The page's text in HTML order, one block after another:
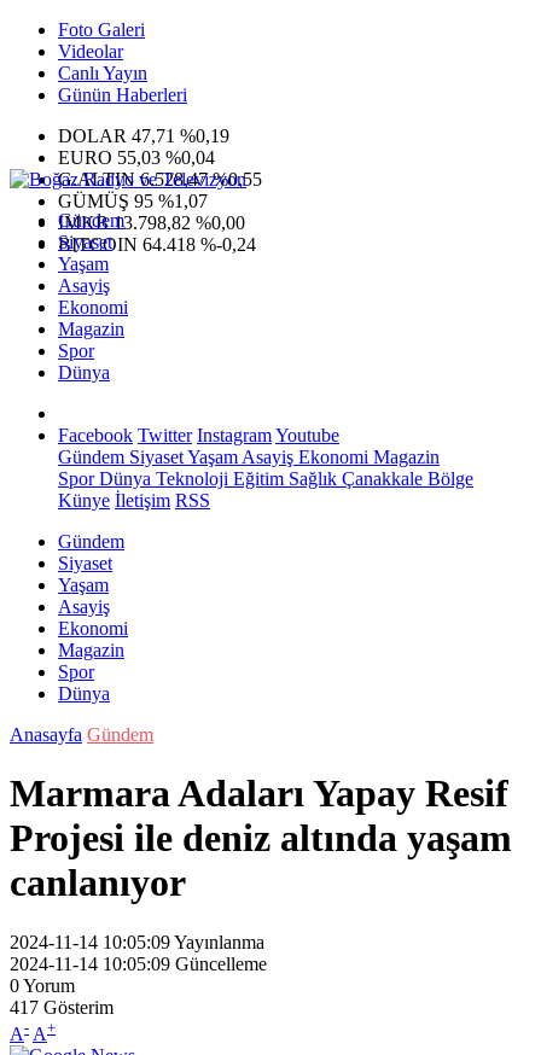
Foto Galeri
Videolar
Canlı Yayın
Günün Haberleri
DOLAR 47,71 %0,19
EURO 55,03 %0,04
G.ALTIN6.528,47 %0,55
GÜMÜŞ 95 %1,07
IMKB13.798,82 %0,00
BITCOIN 64.418 %-0,24
Gündem
Siyaset
Yaşam
Asayiş
Ekonomi
Magazin
Spor
Dünya
Facebook Twitter InstagramYoutube
Gündem SiyasetYaşam Asayiş Ekonomi Magazin
SporDünya Teknoloji Eğitim Sağlık Çanakkale Bölge
Künye İletişim RSS
Gündem
Siyaset
Yaşam
Asayiş
Ekonomi
Magazin
Spor
Dünya
Anasayfa Gündem
Marmara Adaları Yapay Resif
Projesi ile deniz altında yaşam
canlanıyor
2024-11-14 10:05:09Yayınlanma
2024-11-14 10:05:09 Güncelleme
0Yorum
417 Gösterim
A- A+